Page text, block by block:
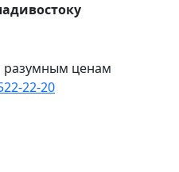
разумным ценам
22-20